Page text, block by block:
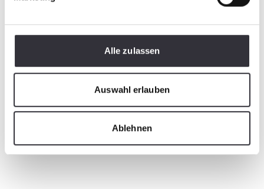
Alle zulassen
Auswahl erlauben
Ablehnen